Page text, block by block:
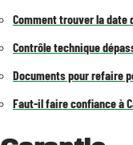
Comment trouver la date
Contrôle technique
Documents pour refaire
Faut-il faire confiance à